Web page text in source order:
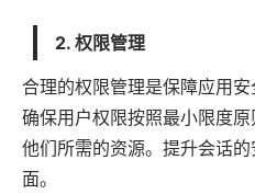
2. 权限管理
合理的权限管理是保障应用
确保用户权限按照最小限度
他们所需的资源。提升会话
面。